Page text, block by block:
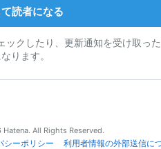
読者になる
クしたり、更新通知を受け取っ
ります。
All Rights Reserved.
シーポリシー 利用者情報の外部送信に